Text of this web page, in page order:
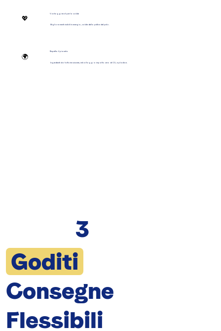
💖
Vantaggi reali per la salute
Miglioramenti visibili in energia, salute della pelle e del pelo.
🌍
Rispetta il pianeta
Ingredienti da fattorie svizzere, imballaggi a impatto zero di CO₂ e plastica.
Goditi
Consegne
Flessibili
3